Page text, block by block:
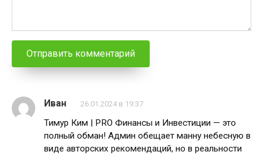
Иван 26.01.2024 в 19:37
Тимур Ким | PRO Финансы и Инвестиции — это
полный обман! Админ обещает манну небесную в
виде авторских рекомендаций, но в реальности